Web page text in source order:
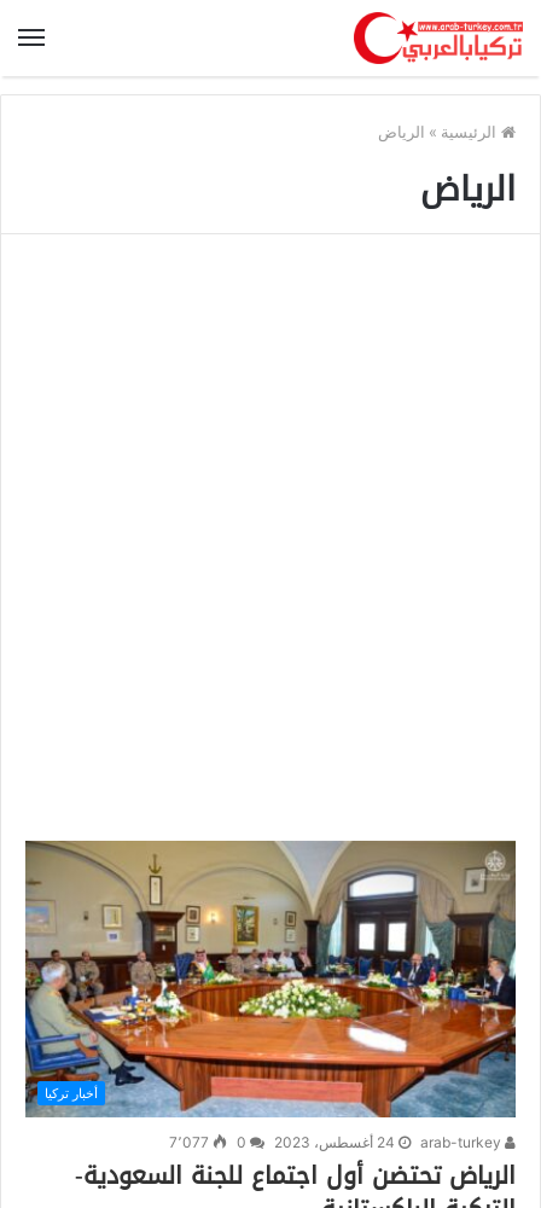
الرئيسية » الرياض
الرياض
أخبار تركيا
24 أغسطس، 2023 7٬077
الرياض تحتضن أول اجتماع للجنة السعودية-